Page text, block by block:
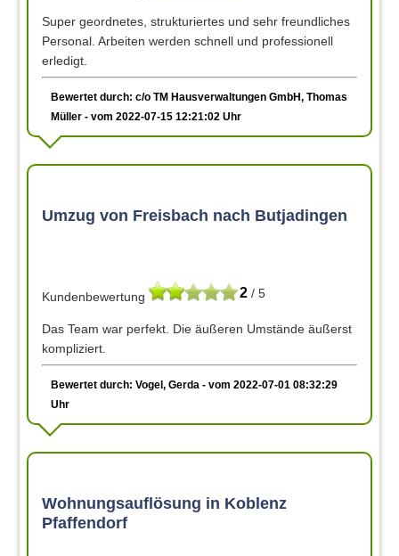
Super geordnetes, strukturiertes und sehr freundliches
Personal. Arbeiten werden schnell und professionell
erledigt.
Bewertet durch: c/o TM Hausverwaltungen GmbH, Thomas
Müller - vom 2022-07-15 12:21:02 Uhr
Umzug von Freisbach nach Butjadingen
2 / 5
Kundenbewertung
Das Team war perfekt. Die äußeren Umstände äußerst
kompliziert.
Bewertet durch: Vogel, Gerda - vom 2022-07-01 08:32:29
Uhr
Wohnungsauflösung in Koblenz
Pfaffendorf